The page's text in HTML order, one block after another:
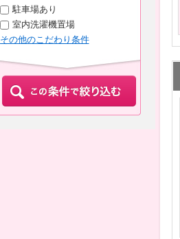
駐車場あり
室内洗濯機置場
その他のこだわり条件